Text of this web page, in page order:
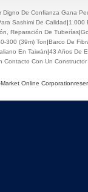
Digno De Confianza Gana
Sashimi De Calidad|1.000
Reparación De Tuberías|
300 (39m) Ton|Barco De
En Taiwán|43 Años De
Contacto Con Un
Online